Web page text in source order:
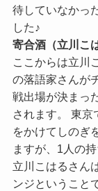
待していなかっ
した♪
寄合酒（立川こ
ここからは立川
の落語家さんが
戦出場が決まっ
されます。 東
をかけてしのぎ
ますが、1人の
立川こはるさん
ンジということ